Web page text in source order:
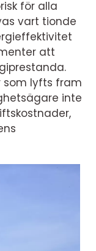
för alla
vart tionde
att
lyfts fram
inte